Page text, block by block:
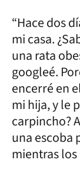
“Hace dos
mi casa.
una rata
googleé.
encerré en
mi hija, y le
carpincho?
una escoba
mientras